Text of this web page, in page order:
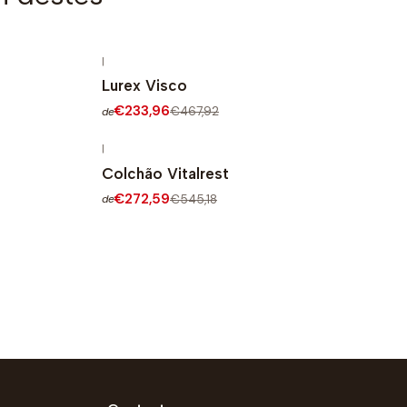
|
Lurex Visco
de€233,96€467,92
|
Colchão Vitalrest
de€272,59€545,18